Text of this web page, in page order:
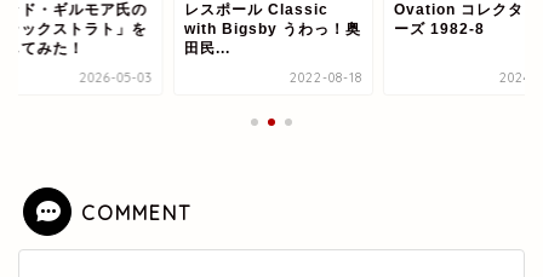
ッド・ギルモア氏の
ラックストラト」を
してみた！
2026-05-03
レスポール Classic
with Bigsby うわっ！奥
田民...
2022-08-18
Ovation コレクター
ーズ 1982-8
2024-
COMMENT